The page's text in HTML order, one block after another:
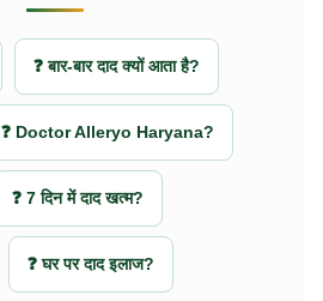
❓ बार-बार दाद क्यों आता है?
❓ Doctor Alleryo Haryana?
❓ 7 दिन में दाद खत्म?
❓ घर पर दाद इलाज?